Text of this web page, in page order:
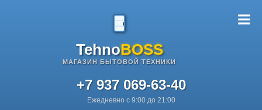
TehnoBOSS
МАГАЗИН БЫТОВОЙ ТЕХНИКИ
+7 937 069-63-40
Ежедневно с 9:00 до 21:00